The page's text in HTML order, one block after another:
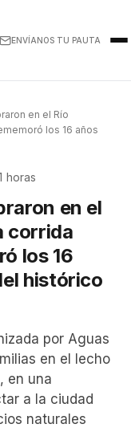
ENVÍANOS TU PAUTA
en el Río
los 16 años
horas
en el
corrida
los 16
histórico
por Aguas
en el lecho
en una
a la ciudad
naturales